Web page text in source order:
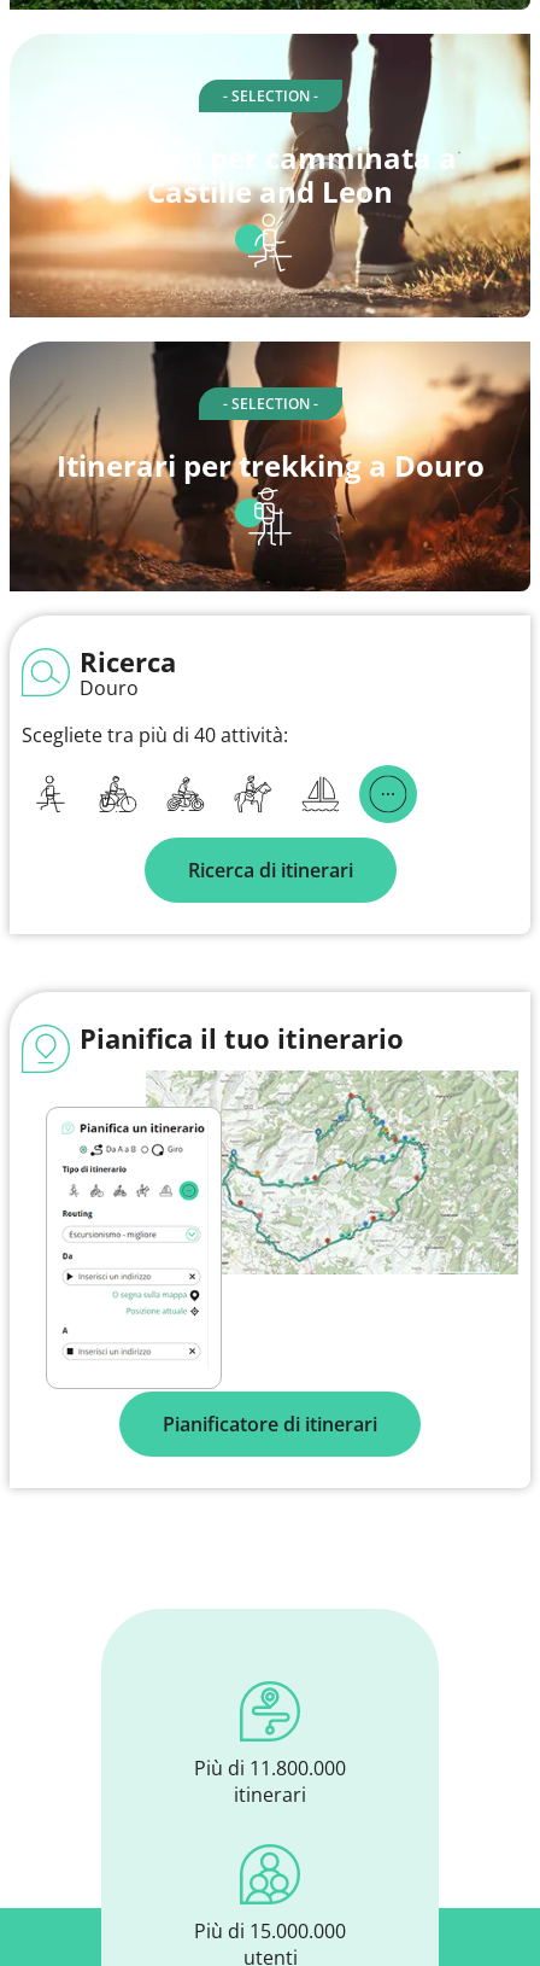
- SELECTION -
Itinerari per camminata a
Castille and Leon
- SELECTION -
Itinerari per trekking a Douro
Ricerca
Douro
Scegliete tra più di 40 attività:
Ricerca di itinerari
Pianifica il tuo itinerario
Pianificatore di itinerari
Più di 11.800.000
itinerari
Più di 15.000.000
utenti